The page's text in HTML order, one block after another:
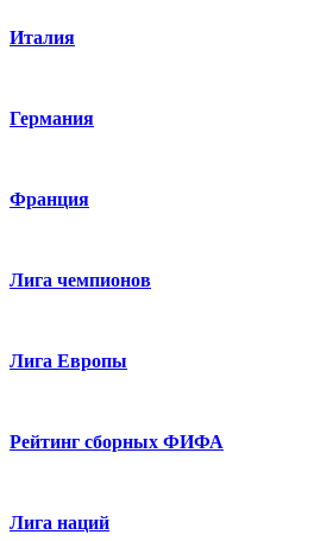
Италия
Германия
Франция
Лига чемпионов
Лига Европы
Рейтинг сборных ФИФА
Лига наций